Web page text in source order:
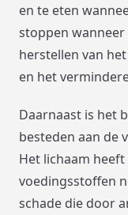
en te eten
stoppen
herstellen van
en het
Daarnaast is het
besteden aan de
Het lichaam
voedingsstoffen
schade die door